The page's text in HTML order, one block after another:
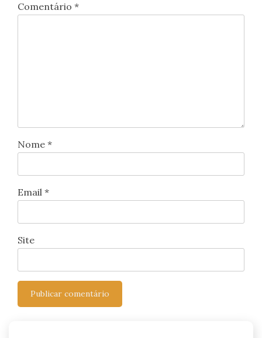
Comentário *
Nome *
Email *
Site